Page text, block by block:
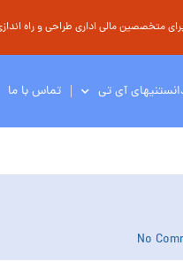
متخصصین مالی اداری طراحی و راه
آی تی تماس با ما
No